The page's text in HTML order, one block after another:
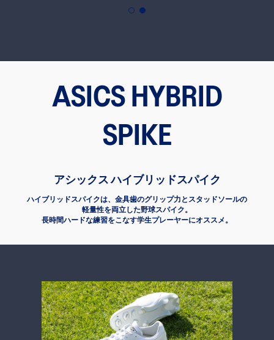
Sign In | Create Account
ASICS HYBRID
SPIKE
アシックス ハイブリッドスパイク
ハイブリッドスパイクは、金具歯のグリップ力とスタッドソールの
軽量性を両立した野球スパイク。
長時間ハードな練習をこなす学生プレーヤーにオススメ。